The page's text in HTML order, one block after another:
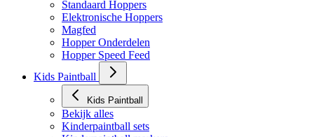
Standaard Hoppers
Elektronische Hoppers
Magfed
Hopper Onderdelen
Hopper Speed Feed
Kids Paintball
Kids Paintball
Bekijk alles
Kinderpaintball sets